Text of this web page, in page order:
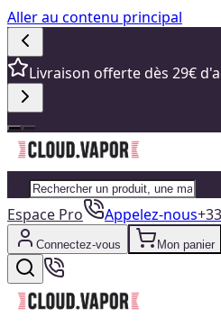
Aller au contenu principal
Livraison offerte dès 29€
Espace Pro Appelez-nous
Connectez-vous Mon panier